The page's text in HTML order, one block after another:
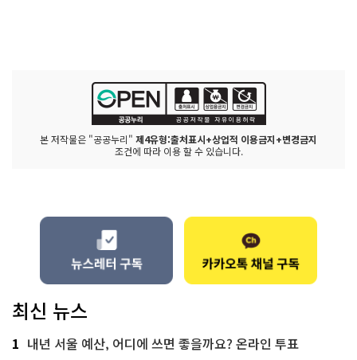
본 저작물은 "공공누리" 제4유형:출처표시+상업적 이용금지+변경금지
조건에 따라 이용 할 수 있습니다.
최신 뉴스
1 내년 서울 예산, 어디에 쓰면 좋을까요? 온라인 투표